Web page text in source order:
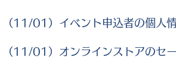
（11/01）イベント申込者の個人
（11/01）オンラインストアのセ